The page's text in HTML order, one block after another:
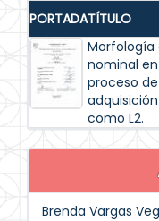
PORTADATÍTULO
Morfología
nominal
proceso de
como L2.
Brenda Vargas